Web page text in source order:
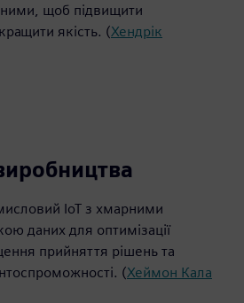
щоб підвищити
якість. (Хендрік
IoT з хмарними
даних для оптимізації
прийняття рішень та
(Хеймон Кала